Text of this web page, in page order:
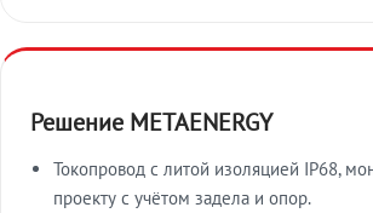
Решение METAENERGY
Токопровод с литой изоляцией IP68,
проекту с учётом задела и опор.